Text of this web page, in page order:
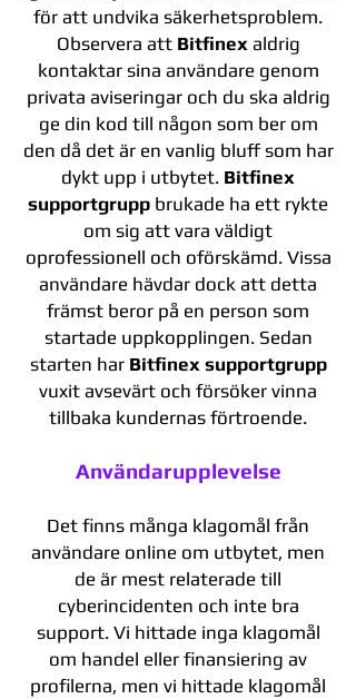
för att undvika säkerhetsproblem.
Observera att Bitfinexaldrig
kontaktar sina användare genom
privata aviseringar och du ska aldrig
ge din kod till någon som ber om
den då det är en vanlig bluff som har
dykt upp i utbytet. Bitfinex
supportgrupp brukade ha ett rykte
om sig att vara väldigt
oprofessionell och oförskämd. Vissa
användare hävdar dock att detta
främst beror på en person som
startade uppkopplingen. Sedan
starten har Bitfinex supportgrupp
vuxit avsevärt och försöker vinna
tillbaka kundernas förtroende.
Användarupplevelse
Det finns många klagomål från
användare online om utbytet, men
de är mest relaterade till
cyberincidenten och inte bra
support. Vi hittade inga klagomål
om handel eller finansiering av
profilerna, men vi hittade klagomål